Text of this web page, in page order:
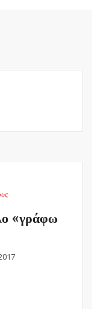
«γράφω